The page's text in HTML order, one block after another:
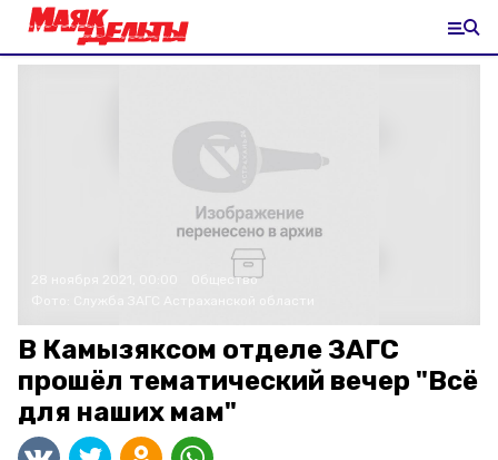
28 ноября 2021, 00:00
Общество
В Камызяксом отделе ЗАГС
прошёл тематический вечер "Всё
для наших мам"